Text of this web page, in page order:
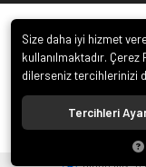
Hipotenüs
Size daha iyi hizmet
kullanılmaktadır. Çerez
dilerseniz tercihlerinizi
Tercihleri